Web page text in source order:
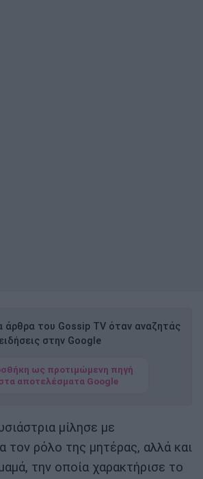
άρθρα του Gossip TV όταν αναζητάς
ειδήσεις στην Google
ως προτιμώμενη πηγή
αποτελέσματα Google
μίλησε με
τον ρόλο της μητέρας, αλλά και
την οποία χαρακτήρισε το